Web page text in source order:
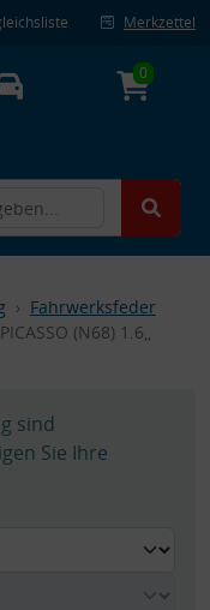
Merkzettel
0
Fahrwerksfeder
(N68) 1.6,,
sind
Sie Ihre